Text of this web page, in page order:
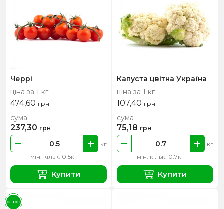
Черрі
ціна за 1 кг
474,60 грн
мін. кільк. 0.5кг
кг
сума
237,30 грн
Купити
Капуста цвітна Україна
ціна за 1 кг
107,40 грн
мін. кільк. 0.7кг
кг
сума
75,18 грн
Купити
СЕЗОН